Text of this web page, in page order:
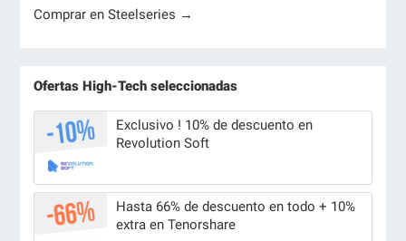
Comprar en Steelseries →
Ofertas High-Tech seleccionadas
Exclusivo ! 10% de descuento en
Revolution Soft
Hasta 66% de descuento en todo + 10%
extra en Tenorshare